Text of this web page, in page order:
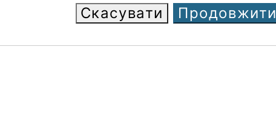
Скасувати Продовжити